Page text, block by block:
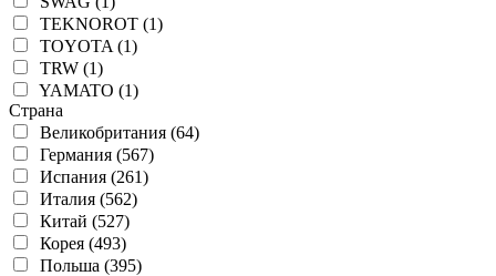
TEKNOROT (1)
TOYOTA (1)
TRW (1)
YAMATO (1)
Страна
Великобритания (64)
Германия (567)
Испания (261)
Италия (562)
Китай (527)
Корея (493)
Польша (395)